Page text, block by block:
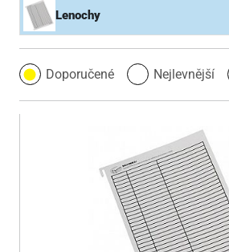
Lenochy
Doporučené Nejlevnější